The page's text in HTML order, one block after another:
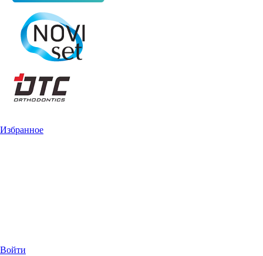
Избранное
Войти